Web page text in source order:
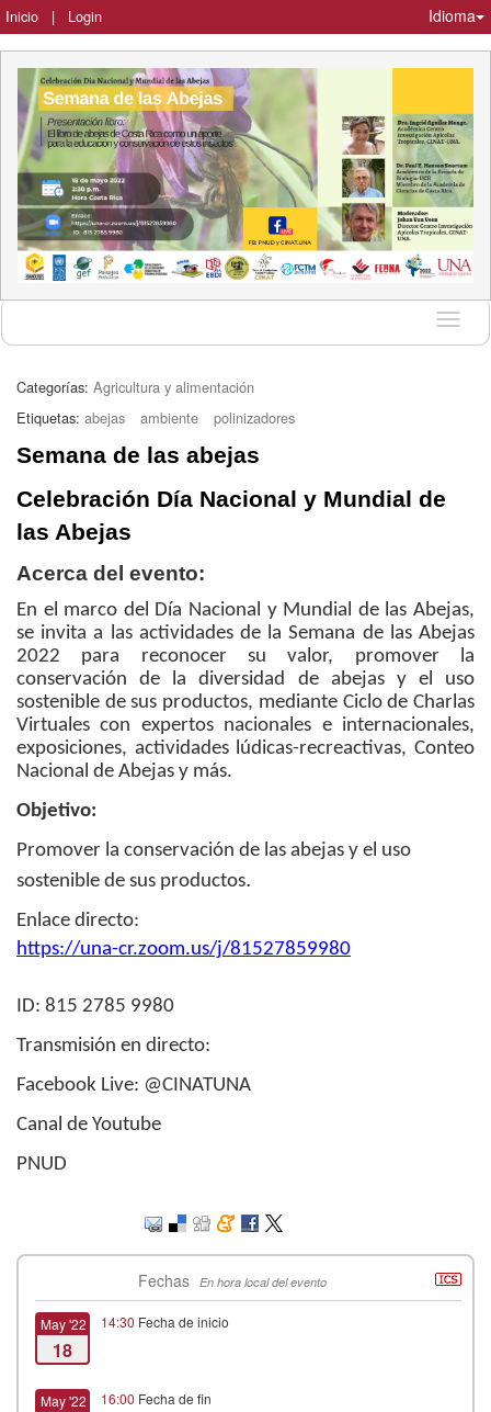
Inicio | Login Idioma
Idioma
Categorías: Agricultura y alimentación
Etiquetas: abejas ambiente polinizadores
Semana de las abejas
Celebración Día Nacional y Mundial de
las Abejas
Acerca del evento:
En el marco del Día Nacional y Mundial de las Abejas,
se invita a las actividades de la Semana de las Abejas
2022 para reconocer su valor, promover la
conservación de la diversidad de abejas y el uso
sostenible de sus productos, mediante Ciclo de Charlas
Virtuales con expertos nacionales e internacionales,
exposiciones, actividades lúdicas-recreactivas, Conteo
Nacional de Abejas y más.
Objetivo:
Promover la conservación de las abejas y el uso
sostenible de sus productos.
Enlace directo:
https://una-cr.zoom.us/j/81527859980
ID: 815 2785 9980
Transmisión en directo:
Facebook Live: @CINATUNA
Canal de Youtube
PNUD
Fechas En hora local del evento
May '22
18
14:30 Fecha de inicio
May '22 16:00 Fecha de fin